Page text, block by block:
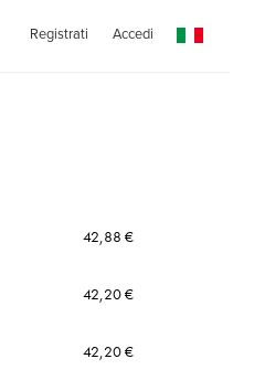
Registrati Accedi
42,88 €
42,20 €
42,20 €